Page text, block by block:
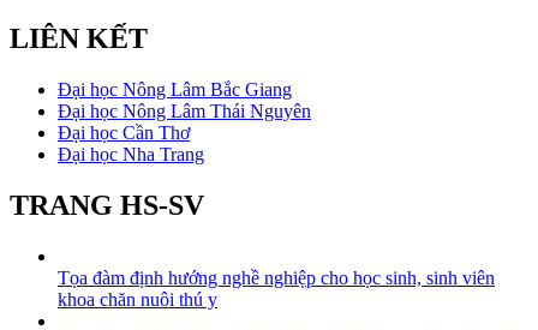
LIÊN KẾT
Đại học Nông Lâm Bắc Giang
Đại học Nông Lâm Thái Nguyên
Đại học Cần Thơ
Đại học Nha Trang
TRANG HS-SV
Tọa đàm định hướng nghề nghiệp cho học sinh, sinh viên
khoa chăn nuôi thú y